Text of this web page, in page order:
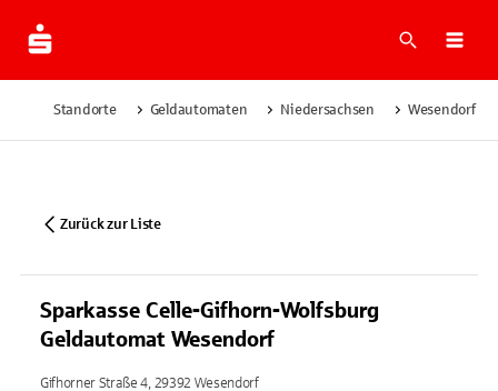
Suche
Standorte Geldautomaten Niedersachsen Wesendorf
Zurück zur Liste
Sparkasse Celle-Gifhorn-Wolfsburg
Geldautomat Wesendorf
Gifhorner Straße 4, 29392 Wesendorf